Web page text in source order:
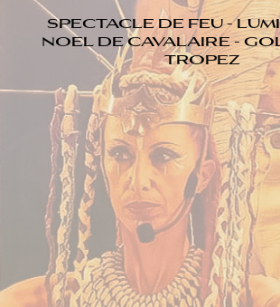
SPECTACLE DE FEU -
NOEL DE CAVALAIRE -
TROPEZ